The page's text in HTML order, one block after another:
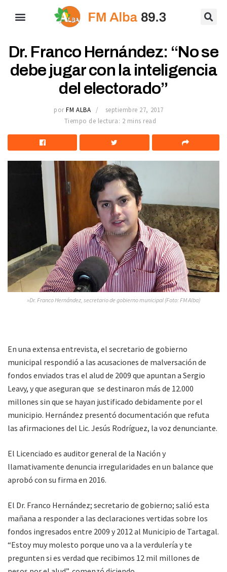
Dr. Franco Hernández: “No se
debe jugar con la inteligencia
del electorado”
por FM ALBA
septiembre 27, 2017
Tiempo de lectura: 2 mins read
»Dr. Franco Hernández, secretario de gobierno municipal (Foto: FM Alba)
En una extensa entrevista, el secretario de gobierno
municipal respondió a las acusaciones de malversación de
fondos enviados tras el alud de 2009 que apuntan a Sergio
Leavy, y que aseguran que se destinaron más de 12.000
millones sin que se hayan justificado debidamente por el
municipio. Hernández presentó documentación que refuta
las afirmaciones del Lic. Jesús Rodríguez, la voz denunciante.
El Licenciado es auditor general de la Nación y
llamativamente denuncia irregularidades en un balance que
aprobó con su firma en 2016.
El Dr. Franco Hernández; secretario de gobierno; salió esta
mañana a responder a las declaraciones vertidas sobre los
fondos ingresados entre 2009 y 2012 al Municipio de Tartagal.
“Estoy muy molesto porque uno va a la verdulería y te
pregunten si es verdad que recibimos 12 mil millones de